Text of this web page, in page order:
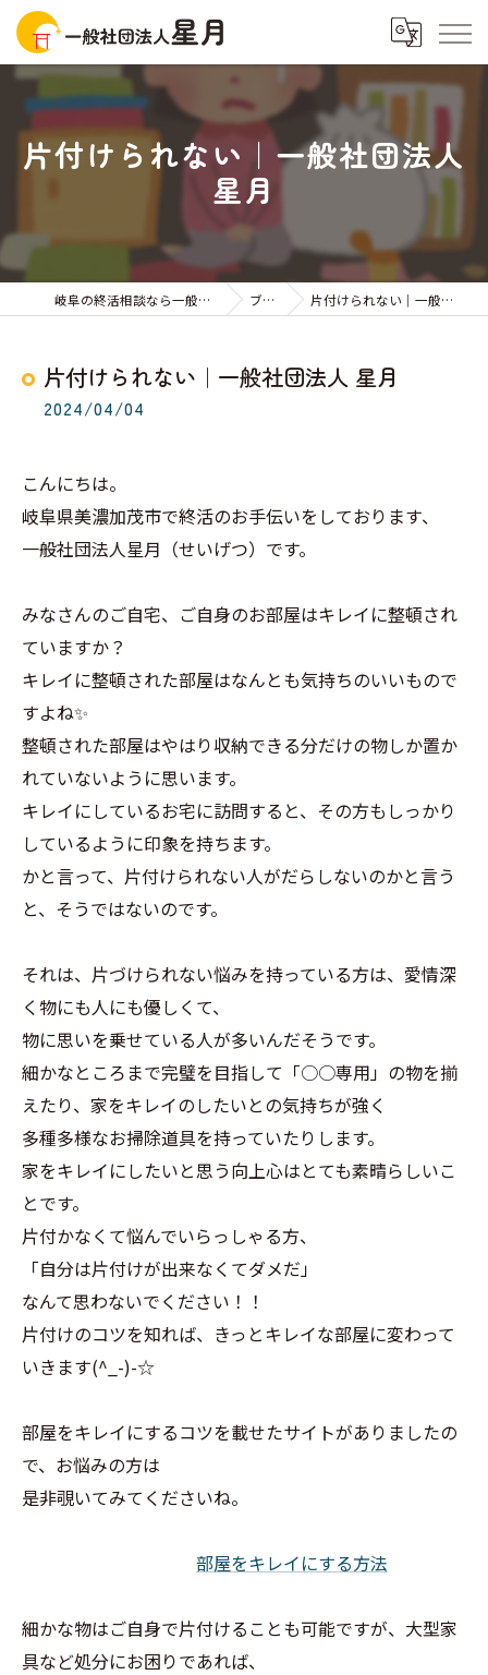
片付けられない｜一般社団法人
星月
岐阜の終活相談なら一般社団法人星月 ブログ 片付けられない｜一般社団法人 星月
片付けられない｜一般社団法人 星月
2024/04/04
こんにちは。
岐阜県美濃加茂市で終活のお手伝いをしております、
一般社団法人星月（せいげつ）です。
みなさんのご自宅、ご自身のお部屋はキレイに整頓され
ていますか？
キレイに整頓された部屋はなんとも気持ちのいいもので
すよね✨
整頓された部屋はやはり収納できる分だけの物しか置か
れていないように思います。
キレイにしているお宅に訪問すると、その方もしっかり
しているように印象を持ちます。
かと言って、片付けられない人がだらしないのかと言う
と、そうではないのです。
それは、片づけられない悩みを持っている方は、愛情深
く物にも人にも優しくて、
物に思いを乗せている人が多いんだそうです。
細かなところまで完璧を目指して「○○専用」の物を揃
えたり、家をキレイのしたいとの気持ちが強く
多種多様なお掃除道具を持っていたりします。
家をキレイにしたいと思う向上心はとても素晴らしいこ
とです。
片付かなくて悩んでいらっしゃる方、
「自分は片付けが出来なくてダメだ」
なんて思わないでください！！
片付けのコツを知れば、きっとキレイな部屋に変わって
いきます(^_-)-☆
部屋をキレイにするコツを載せたサイトがありましたの
で、お悩みの方は
是非覗いてみてくださいね。
部屋をキレイにする方法
細かな物はご自身で片付けることも可能ですが、大型家
具など処分にお困りであれば、